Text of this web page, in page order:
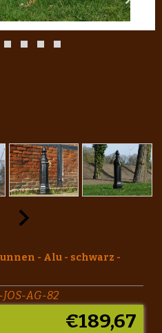
- Alu - schwarz -
AG-82
€189,67